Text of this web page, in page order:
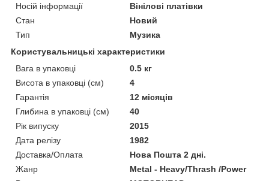
Носій інформації
Вінілові платівки
Стан
Новий
Тип
Музика
Користувальницькі характеристики
Вага в упаковці
0.5 кг
Висота в упаковці (см)
4
Гарантія
12 місяців
Глибина в упаковці (см)
40
Рік випуску
2015
Дата релізу
1982
Доставка/Оплата
Нова Пошта 2 дні.
Жанр
Metal - Heavy/Thrash /Power